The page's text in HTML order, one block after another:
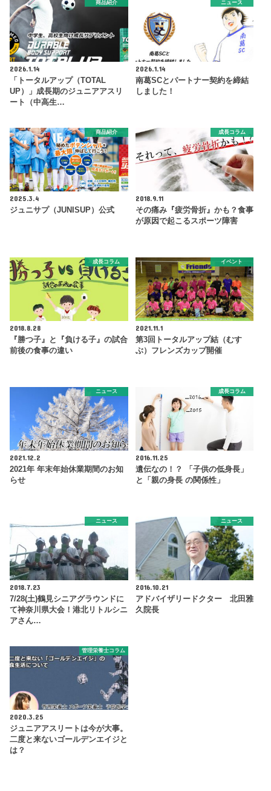
商品紹介
2026.1.14
「トータルアップ（TOTAL
UP）」成長期のジュニアアスリ
ート（中高生…
ニュース
2026.1.14
南葛SCとパートナー契約を締結
しました！
商品紹介
2025.3.4
ジュニサプ（JUNISUP）公式
成長コラム
2018.9.11
その痛み『疲労骨折』かも？食事
が原因で起こるスポーツ障害
成長コラム
2018.8.28
『勝つ子』と『負ける子』の試合
前後の食事の違い
イベント
2021.11.1
第3回トータルアップ結（むす
ぶ）フレンズカップ開催
ニュース
2021.12.2
2021年 年末年始休業期間のお知
らせ
成長コラム
2016.11.25
遺伝なの！？ 「子供の低身長」
と「親の身長 の関係性」
ニュース
2018.7.23
7/28(土)鶴見シニアグラウンドに
て神奈川県大会！港北リトルシニ
アさん…
ニュース
2016.10.21
アドバイザリードクター 北田雅
久院長
管理栄養士コラム
2020.3.25
ジュニアアスリートは今が大事。
二度と来ないゴールデンエイジと
は？